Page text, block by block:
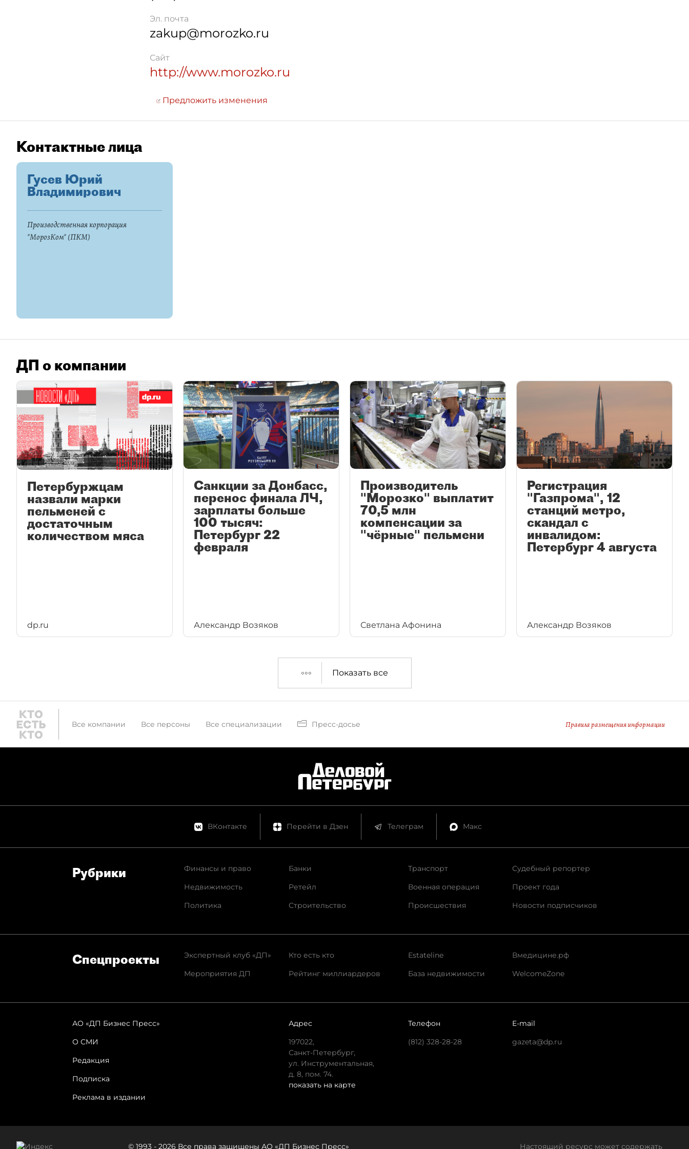
Эл. почта
zakup@morozko.ru
Сайт
http://www.morozko.ru
Предложить изменения
Контактные лица
Гусев Юрий
Владимирович
Производственная корпорация
"МорозКом" (ПКМ)
ДП о компании
Петербуржцам
назвали марки
пельменей с
достаточным
количеством мяса
dp.ru
Санкции за Донбасс,
перенос финала ЛЧ,
зарплаты больше
100 тысяч:
Петербург 22
февраля
Александр Возяков
Производитель
"Морозко" выплатит
70,5 млн
компенсации за
"чёрные" пельмени
Светлана Афонина
Регистрация
"Газпрома", 12
станций метро,
скандал с
инвалидом:
Петербург 4 августа
Александр Возяков
Показать все
Все компании Все персоны Все специализации Пресс-досье Правила размещения информации
ВКонтакте Перейти в Дзен Телеграм Макс
Рубрики
Финансы и право
Недвижимость
Политика
Банки
Ретейл
Строительство
Транспорт
Военная операция
Происшествия
Судебный репортер
Проект года
Новости подписчиков
Спец­проекты
Экспертный клуб «ДП»
Мероприятия ДП
Кто есть кто
Рейтинг миллиардеров
Estateline
База недвижимости
Вмедицине.рф
WelcomeZone
АО «ДП Бизнес Пресс»
О СМИ
Редакция
Подписка
Реклама в издании
Адрес
197022,
Санкт-Петербург,
ул. Инструментальная,
д. 8, пом. 74.
показать на карте
Телефон
(812) 328-28-28
E-mail
gazeta@dp.ru
© 1993 - 2026 Все права защищены АО «ДП Бизнес Пресс» Настоящий ресурс может содержать